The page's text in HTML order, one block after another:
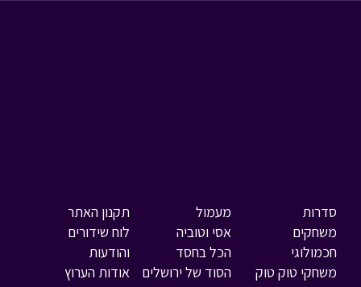
סדרות
משחקים
חכמולוגי
משחקי טוק טוק
מעמול
אסי וטוביה
הכל בחסד
הסוד של ירושלים
תקנון האתר
לוח שידורים
והודעות
אודות הערוץ